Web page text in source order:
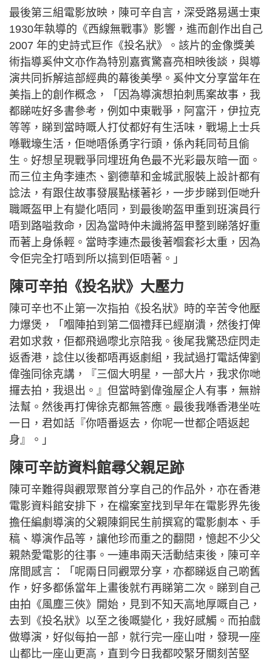
最後第三組電影放映，陳可辛自言，深受路易邁士東
1930年執導的《西線無戰事》影響，進而創作出自己
2007 年的史詩式巨作《投名狀》。該片的金像獎美
術指導奚仲文亦作為特別嘉賓驚喜亮相映後談，與導
演共同拆解這部經典的幕後美學。奚仲文分享當年在
美指上的創作概念，「因為導演想拍刺馬案故事，我
都睇咗好多書參考，例如中東戰爭，阿富汗，伊拉克
等等，睇到當時嘅人打仗都好有生活味，戰場上士兵
喺戰壕生活，佢哋唔係勇字行頭，係內耗同苟且偷
生。好想呈現戰爭同埋班角色最不光彩最灰暗一面。
而三位主角李連杰、劉德華和金城武服裝上設計都有
諗法，有跟住故事發展點樣著衫，一步步睇到佢哋升
職嘅盔甲上有變化唔同，到最後啲盔甲重到班演員行
唔到路嗌救命，因為當時仲未識將盔甲整到睇落好重
而著上身係輕。當時李連杰最後著嗰套衫太重，因為
令佢完全打唔到所以搞到佢唔著。」
陳可辛拍《投名狀》大壓力
陳可辛也不止第一次指拍《投名狀》時的辛苦令他壓
力爆煲，「嗰陣拍到第二個禮拜已經崩潰，然後打俾
君如求救，佢都飛過嚟北京陪我。後尾我驚恐症閃走
返香港，諗住以後都唔再返劇組，我試過打電話俾劉
偉強同徐克講，『三個大明星，一部大片，我求你哋
攞去拍，我退出。』但當時劉偉強屋企人有事，無辦
法幫。然後再打俾徐克都無答應。最後我喺香港坐咗
一日，君如話『你唔番返去，你呢一世都企唔返起
身』。」
陳可辛訪資料館尋父親足跡
陳可辛難得與觀眾聚首分享自己的作品外，亦在香港
電影資料館安排下，在檔案室找到早年在電影界先後
擔任編劇導演的父親陳銅民生前撰寫的電影劇本、手
稿、導演作品等，讓他珍而重之的翻閱，憶起不少父
親熱愛電影的往事。一連串兩天活動結束後，陳可辛
席間感言：「呢兩日同觀眾分享，亦都睇返自己啲舊
作，好多都係當年上畫後就冇再睇第二次。睇到自己
由拍《風塵三俠》開始，見到不知天高地厚嘅自己，
去到《投名狀》以至之後嘅變化，我好感觸。而拍戲
做導演，好似每拍一部，就行完一座山咁，發現一座
山都比一座山更高，直到今日我都咬緊牙關刻苦堅